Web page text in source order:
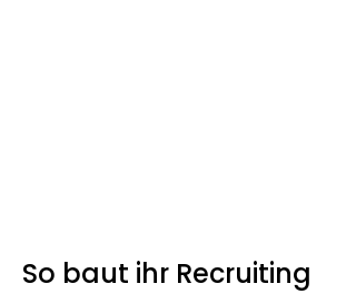
So baut ihr Recruiting